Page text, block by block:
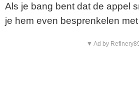
Als je bang bent dat de appel
je hem even besprenkelen
▼ Ad by